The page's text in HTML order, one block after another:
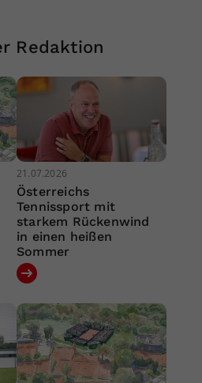
Redaktion
21.07.2026
Österreichs
Tennissport mit
starkem Rückenwind
in einen heißen
Sommer